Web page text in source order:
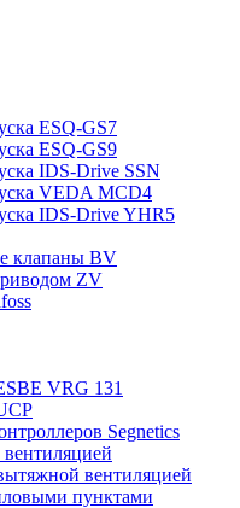
ESQ-GS7
ESQ-GS9
IDS-Drive SSN
VEDA MCD4
IDS-Drive YHR5
клапаны BV
ZV
VRG 131
Segnetics
вентиляцией
пунктами